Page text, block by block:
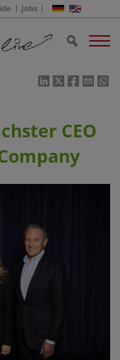
Jobs
CEO